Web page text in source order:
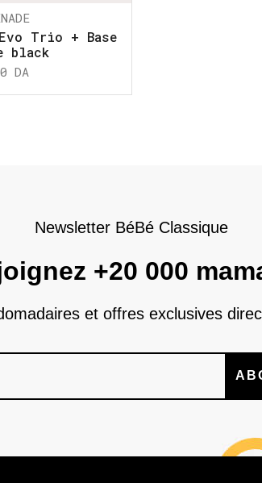
Trio + Base
black
DA
Newsletter BéBé Classique
+20 000
et offres exclusives